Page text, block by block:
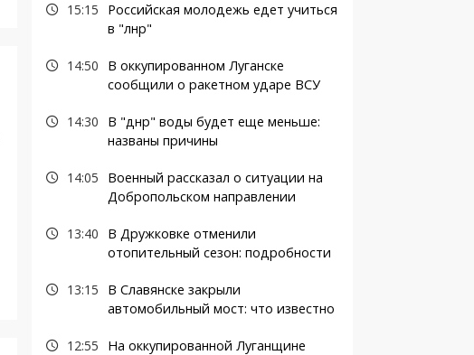
15:15
Российская молодежь едет учиться
в "лнр"
14:50
В оккупированном Луганске
сообщили о ракетном ударе ВСУ
14:30
В "днр" воды будет еще меньше:
названы причины
14:05
Военный рассказал о ситуации на
Добропольском направлении
13:40
В Дружковке отменили
отопительный сезон: подробности
13:15
В Славянске закрыли
автомобильный мост: что известно
12:55
На оккупированной Луганщине